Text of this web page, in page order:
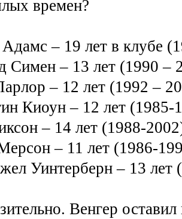
времен?
– 19 лет в клубе
Симен – 13 лет (1990 –
– 12 лет (1992 –
Киоун – 12 лет (1985-
– 14 лет (1988-
– 11 лет (1986-
Уинтерберн – 13 лет
Венгер